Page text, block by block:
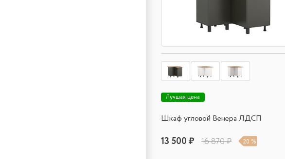
Лучшая цена
Шкаф угловой Венера ЛДСП
13 500 ₽ 16 870 ₽ 20 %